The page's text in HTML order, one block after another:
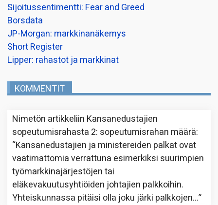
Sijoitussentimentti: Fear and Greed
Borsdata
JP-Morgan: markkinanäkemys
Short Register
Lipper: rahastot ja markkinat
KOMMENTIT
Nimetön artikkeliin Kansanedustajien
sopeutumisrahasta 2: sopeutumisrahan määrä:
“Kansanedustajien ja ministereiden palkat ovat
vaatimattomia verrattuna esimerkiksi suurimpien
työmarkkinajärjestöjen tai
eläkevakuutusyhtiöiden johtajien palkkoihin.
Yhteiskunnassa pitäisi olla joku järki palkkojen…”